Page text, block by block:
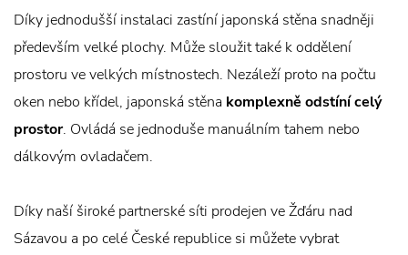
Díky jednodušší instalaci zastíní japonská stěna snadněji
především velké plochy. Může sloužit také k oddělení
prostoru ve velkých místnostech. Nezáleží proto na počtu
oken nebo křídel, japonská stěna komplexně odstíní celý
prostor. Ovládá se jednoduše manuálním tahem nebo
dálkovým ovladačem.
Díky naší široké partnerské síti prodejen ve Žďáru nad
Sázavou a po celé České republice si můžete vybrat